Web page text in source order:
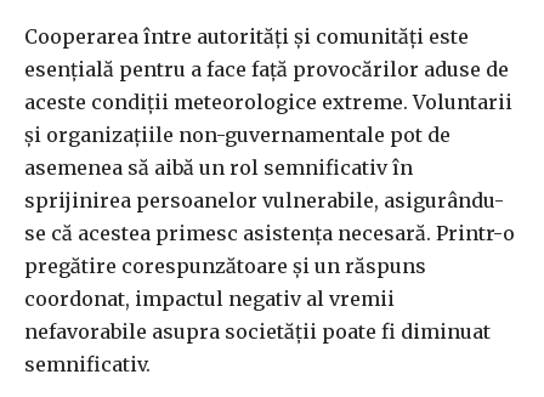
Cooperarea între autorități și comunități este
esențială pentru a face față provocărilor aduse de
aceste condiții meteorologice extreme. Voluntarii
și organizațiile non-guvernamentale pot de
asemenea să aibă un rol semnificativ în
sprijinirea persoanelor vulnerabile, asigurându-
se că acestea primesc asistența necesară. Printr-o
pregătire corespunzătoare și un răspuns
coordonat, impactul negativ al vremii
nefavorabile asupra societății poate fi diminuat
semnificativ.